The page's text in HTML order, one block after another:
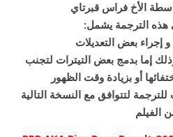
الأخ فراس قبرتاي
هذه الترجمة يشمل
إجراء بعض التعديلات
وذلك إما بدمج بعض التيترات لتجنب
لتتوافق مع النسخة التالية
الفيلم